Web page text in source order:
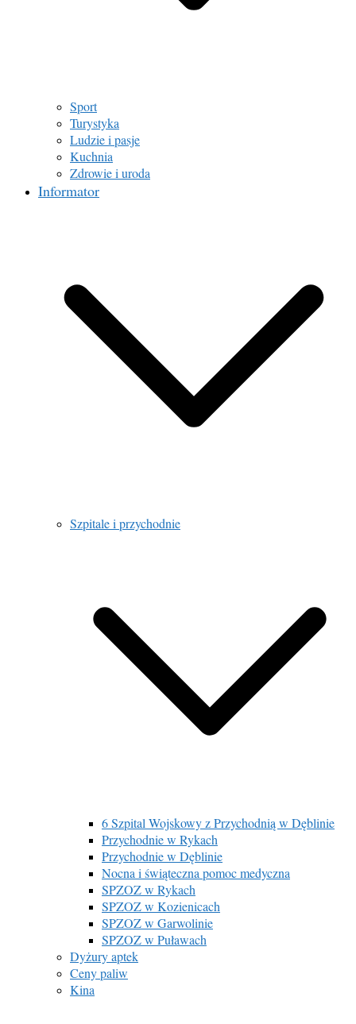
Sport
Turystyka
Ludzie i pasje
Kuchnia
Zdrowie i uroda
Informator
Szpitale i przychodnie
6 Szpital Wojskowy z Przychodnią w Dęblinie
Przychodnie w Rykach
Przychodnie w Dęblinie
Nocna i świąteczna pomoc medyczna
SPZOZ w Rykach
SPZOZ w Kozienicach
SPZOZ w Garwolinie
SPZOZ w Puławach
Dyżury aptek
Ceny paliw
Kina